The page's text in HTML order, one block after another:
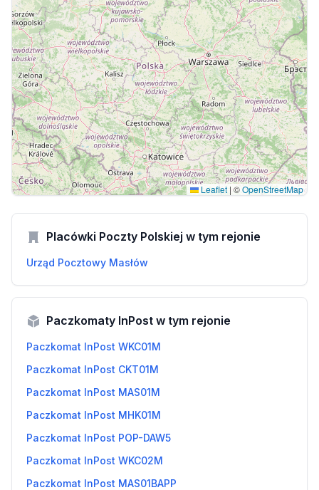
Leaflet | ©OpenStreetMap
Placówki Poczty Polskiej w tym rejonie
Urząd Pocztowy Masłów
Paczkomaty InPost w tym rejonie
Paczkomat InPost WKC01M
Paczkomat InPost CKT01M
Paczkomat InPost MAS01M
Paczkomat InPost MHK01M
Paczkomat InPost POP-DAW5
Paczkomat InPost WKC02M
Paczkomat InPost MAS01BAPP